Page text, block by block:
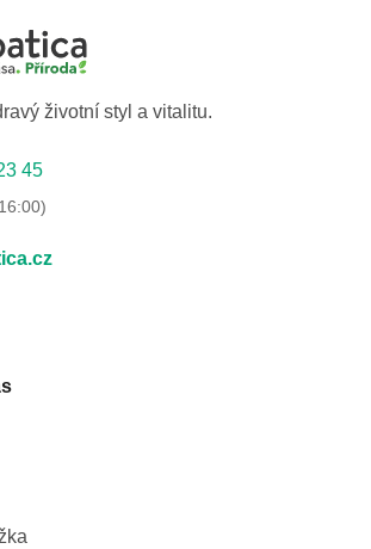
životní styl a vitalitu.
45